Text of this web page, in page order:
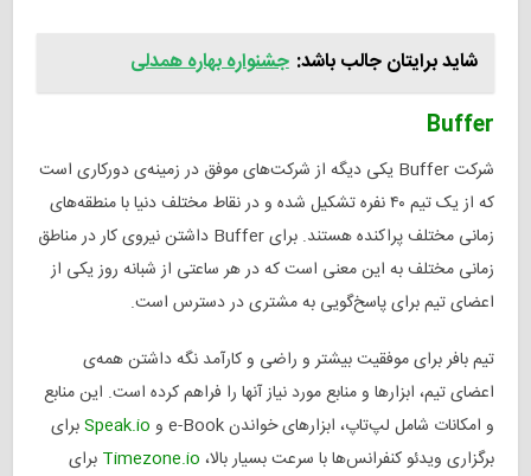
شاید برایتان جالب باشد: جشنواره بهاره همدلی
Buffer
شرکت Buffer یکی دیگه از شرکت‌های موفق در زمینه‌ی دورکاری است
که از یک تیم ۴۰ نفره تشکیل شده و در نقاط مختلف دنیا با منطقه‌های
زمانی مختلف پراکنده هستند. برای Buffer داشتن نیروی کار در مناطق
زمانی مختلف به این معنی است که در هر ساعتی از شبانه روز یکی از
اعضای تیم برای پاسخ‌گویی به مشتری در دسترس است.
تیم بافر برای موفقیت بیشتر و راضی و کارآمد نگه‌ داشتن همه‌ی
اعضای تیم، ابزارها و منابع مورد نیاز آنها را فراهم کرده است. این منابع
و امکانات شامل لپ‌تاپ، ابزارهای خواندن e-Book و
Speak.ioبرای
برگزاری ویدئو کنفرانس‌ها با سرعت بسیار بالا، Timezone.io برای